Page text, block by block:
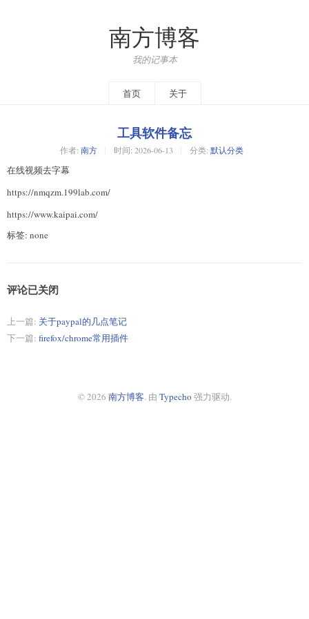
南方博客
我的记事本
首页 关于
工具软件备忘
作者: 南方 时间: 2026-06-13 分类: 默认分类
在线视频去字幕
https://nmqzm.199lab.com/
https://www.kaipai.com/
标签: none
评论已关闭
上一篇: 关于paypal的几点笔记
下一篇: firefox/chrome常用插件
© 2026 南方博客. 由 Typecho 强力驱动.